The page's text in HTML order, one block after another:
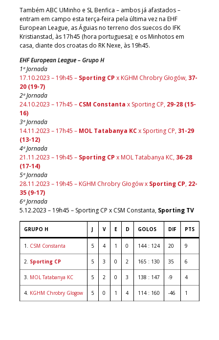
Também ABC UMinho e SL Benfica – ambos já afastados –
entram em campo esta terça-feira pela última vez na EHF
European League, as Águias no terreno dos suecos do IFK
Kristianstad, às 17h45 (hora portuguesa); e os Minhotos em
casa, diante dos croatas do RK Nexe, às 19h45.
EHF European League – Grupo H
1ª Jornada
17.10.2023 – 19h45 – Sporting CP x KGHM Chrobry Głogów, 37-
20 (19-7)
2ª Jornada
24.10.2023 – 17h45 – CSM Constanta x Sporting CP, 29-28 (15-
16)
3ª Jornada
14.11.2023 – 17h45 – MOL Tatabanya KCx Sporting CP, 31-29
(13-12)
4ª Jornada
21.11.2023 – 19h45 – Sporting CP x MOL Tatabanya KC, 36-28
(17-14)
5ª Jornada
28.11.2023 – 19h45 – KGHM Chrobry Głogów x Sporting CP, 22-
35 (9-17)
6ª Jornada
5.12.2023 – 19h45 – Sporting CP x CSM Constanta, Sporting TV
GRUPO H J V E D GOLOS DIF PTS
1. CSM Constanta 5 4 1 0 144 : 124 20 9
2. Sporting CP 5 3 0 2 165 : 130 35 6
3. MOL Tatabanya KC 5 2 0 3 138 : 147 -9 4
4. KGHM Chrobry Glogow 5 0 1 4 114 : 160 -46 1